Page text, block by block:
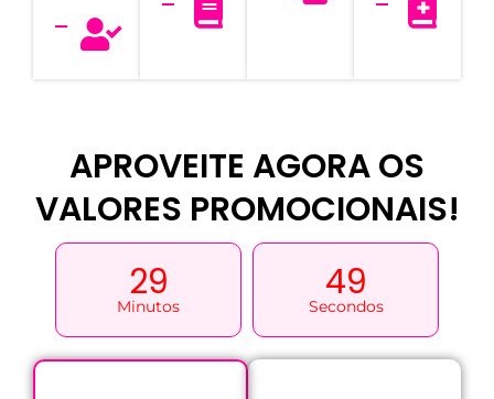
APROVEITE AGORA OS
VALORES PROMOCIONAIS!
29
Minutos
49
Secondos